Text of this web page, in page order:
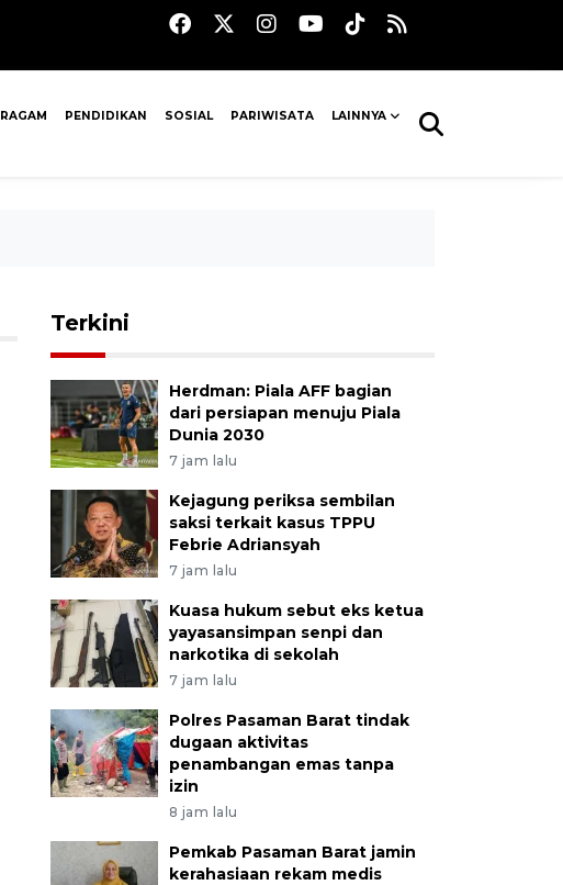
RAGAM PENDIDIKAN SOSIAL PARIWISATA LAINNYA
Terkini
Herdman: Piala AFF bagian
dari persiapan menuju Piala
Dunia 2030
7 jam lalu
Kejagung periksa sembilan
saksi terkait kasus TPPU
Febrie Adriansyah
7 jam lalu
Kuasa hukum sebut eks ketua
yayasansimpan senpi dan
narkotika di sekolah
7 jam lalu
Polres Pasaman Barat tindak
dugaan aktivitas
penambangan emas tanpa
izin
8 jam lalu
Pemkab Pasaman Barat jamin
kerahasiaan rekam medis